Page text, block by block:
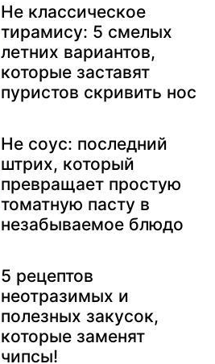
Не классическое
тирамису: 5 смелых
летних вариантов,
которые заставят
пуристов скривить нос
Не соус: последний
штрих, который
превращает простую
томатную пасту в
незабываемое блюдо
5 рецептов
неотразимых и
полезных закусок,
которые заменят
чипсы!